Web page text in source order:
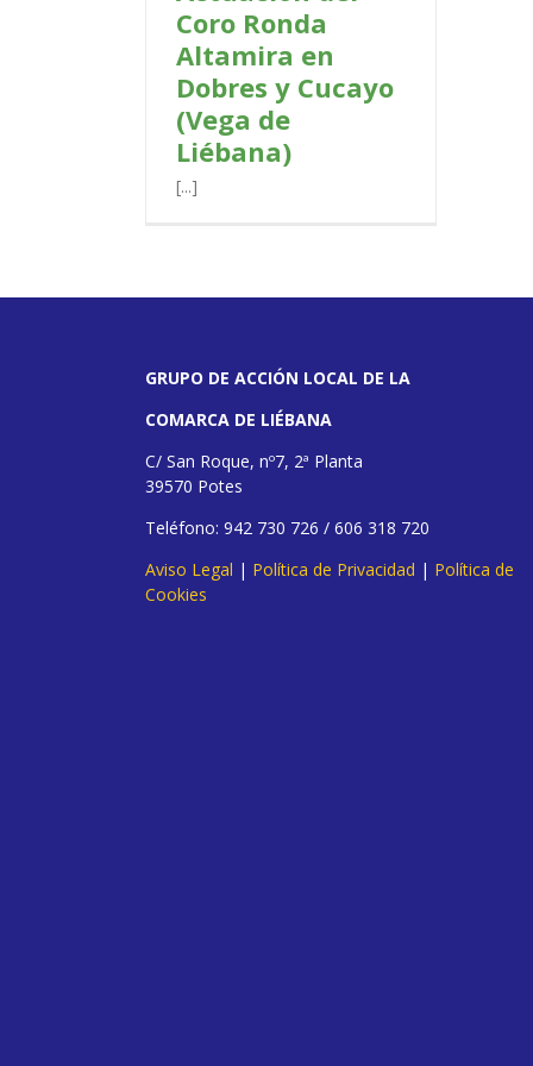
Coro Ronda
Altamira en
Dobres y Cucayo
(Vega de
Liébana)
[...]
GRUPO DE ACCIÓN LOCAL DE LA
COMARCA DE LIÉBANA
C/ San Roque, nº7, 2ª Planta
39570 Potes
Teléfono: 942 730 726 / 606 318 720
Aviso Legal | Política de Privacidad | Política de
Cookies